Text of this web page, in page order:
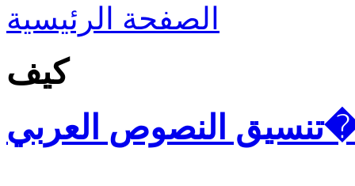
الصفحة الرئيسية
كيف
العربي�